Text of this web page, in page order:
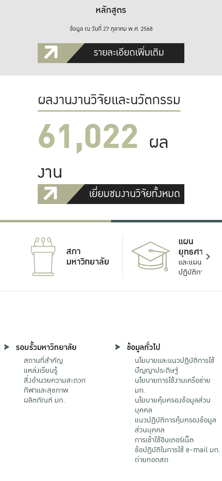
หลักสูตร
ข้อมูล ณ วันที่ 27 ตุลาคม พ.ศ. 2568
รายละเอียดเพิ่มเติม
ผลงานงานวิจัยและนวัตกรรม
61,022 ผล
งาน
เยี่ยมชมงานวิจัยทั้งหมด
สภา
มหาวิทยาลัย
แผน
ยุทธศาสตร์
และแผน
ปฏิบัติการ
รอบรั้วมหาวิทยาลัย
สถานที่สำคัญ
แหล่งเรียนรู้
สิ่งอำนวยความสะดวก
กีฬาและสุขภาพ
ผลิตภัณฑ์ มก.
ข้อมูลทั่วไป
นโยบายและแนวปฏิบัติการใช้
ปัญญาประดิษฐ์
นโยบายการใช้งานเครือข่าย
มก.
นโยบายคุ้มครองข้อมูลส่วน
บุคคล
แนวปฏิบัติการคุ้มครองข้อมูล
ส่วนบุคคล
การเข้าใช้อินเตอร์เน็ต
ข้อปฏิบัติในการใช้ e-mail มก.
ถ่ายทอดสด